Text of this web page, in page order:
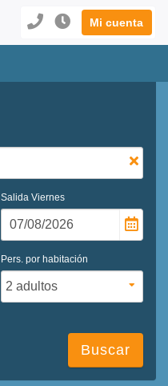
Mi cuenta
Salida Viernes
Pers. por habitación
Buscar